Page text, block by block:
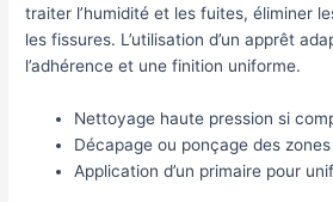
traiter l’humidité et les fuites, éliminer
les fissures. L’utilisation d’un apprêt
l’adhérence et une finition uniforme.
Nettoyage haute pression si
Décapage ou ponçage des
Application d’un primaire pour